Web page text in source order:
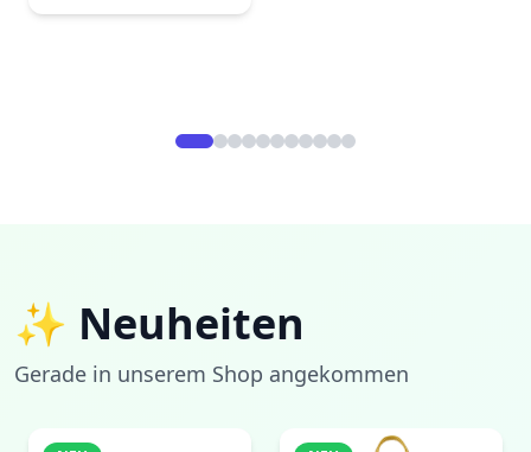
✨ Neuheiten
Gerade in unserem Shop angekommen